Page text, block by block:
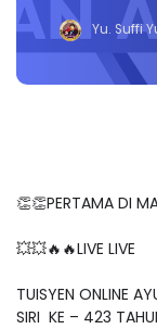
Yu. Suffi
👏👏PERTAMA DI
💥💥🔥🔥LIVE LIVE
TUISYEN ONLINE
SIRI KE – 423